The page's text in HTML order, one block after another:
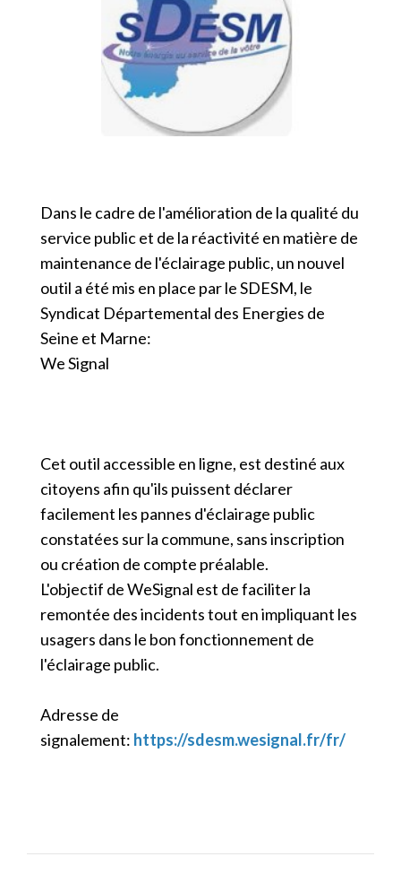
Dans le cadre de l'amélioration de la qualité du
service public et de la réactivité en matière de
maintenance de l'éclairage public, un nouvel
outil a été mis en place par le SDESM, le
Syndicat Départemental des Energies de
Seine et Marne:
We Signal
Cet outil accessible en ligne, est destiné aux
citoyens afin qu'ils puissent déclarer
facilement les pannes d'éclairage public
constatées sur la commune, sans inscription
ou création de compte préalable.
L'objectif de WeSignal est de faciliter la
remontée des incidents tout en impliquant les
usagers dans le bon fonctionnement de
l'éclairage public.
Adresse de
signalement: https://sdesm.wesignal.fr/fr/